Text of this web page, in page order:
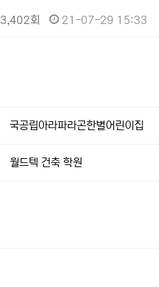
3,402회 21-07-29 15:33
국공립아라파라곤한별어린이집
월드텍 건축 학원